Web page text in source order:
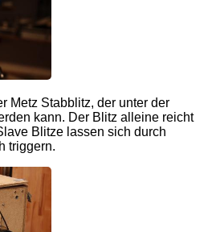
Metz Stabblitz, der unter der
kann. Der Blitz alleine reicht
Blitze lassen sich durch
triggern.